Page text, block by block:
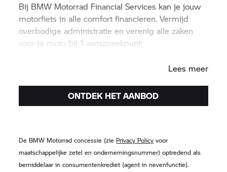
Bij BMW Motorrad Financial Services kan je jouw
motorfiets in alle comfort financieren. Vermijd
overbodige administratie en verenig alle zaken
voor je moto bij 1 aanspreekpunt;
Lees meer
ONTDEK HET AANBOD
De BMW Motorrad concessie (zie Privacy Policy voor
maatschappelijke zetel en ondernemingsnummer) optredend als
bemiddelaar in consumentenkrediet (agent in nevenfunctie).